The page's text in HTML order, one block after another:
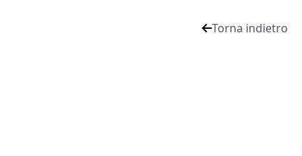
Torna indietro